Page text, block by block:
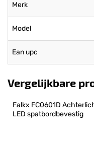
Merk
Model
Ean upc
Vergelijkbare
Falkx FC0601D
LED spatbordbevestig